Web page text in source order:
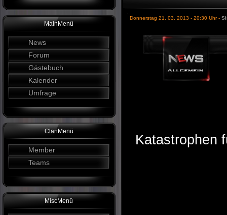
MainMenü
News
Forum
Gästebuch
Kalender
Umfrage
ClanMenü
Member
Teams
MiscMenü
Donnerstag 21. 03. 2013 - 20:30 Uhr -
Katastrophen